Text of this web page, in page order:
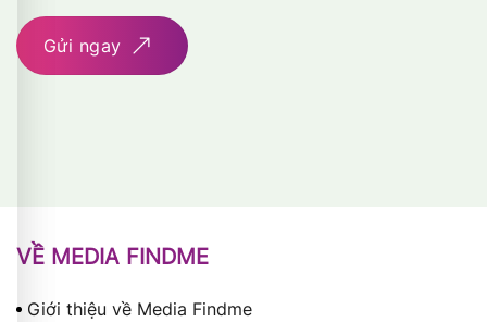
Gửi ngay
VỀ MEDIA FINDME
Giới thiệu về Media Findme